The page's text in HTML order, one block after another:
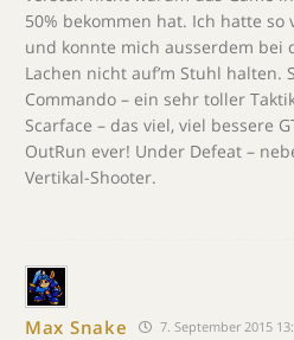
50% bekommen hat. Ich hatte so
und konnte mich ausserdem bei
Lachen nicht auf’m Stuhl halten.
Commando – ein sehr toller
Scarface – das viel, viel bessere
OutRun ever! Under Defeat –
Vertikal-Shooter.
Max Snake 7. September 2015